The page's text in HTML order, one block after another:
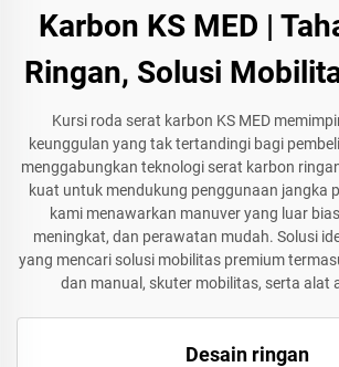
Karbon KS MED |
Ringan, Solusi
Kursi roda serat karbon KS MED
keunggulan yang tak tertandingi bagi
menggabungkan teknologi serat karbon
kuat untuk mendukung penggunaan jangka
kami menawarkan manuver yang luar
meningkat, dan perawatan mudah. Solusi
yang mencari solusi mobilitas premium
dan manual, skuter mobilitas, serta alat
Desain ringan